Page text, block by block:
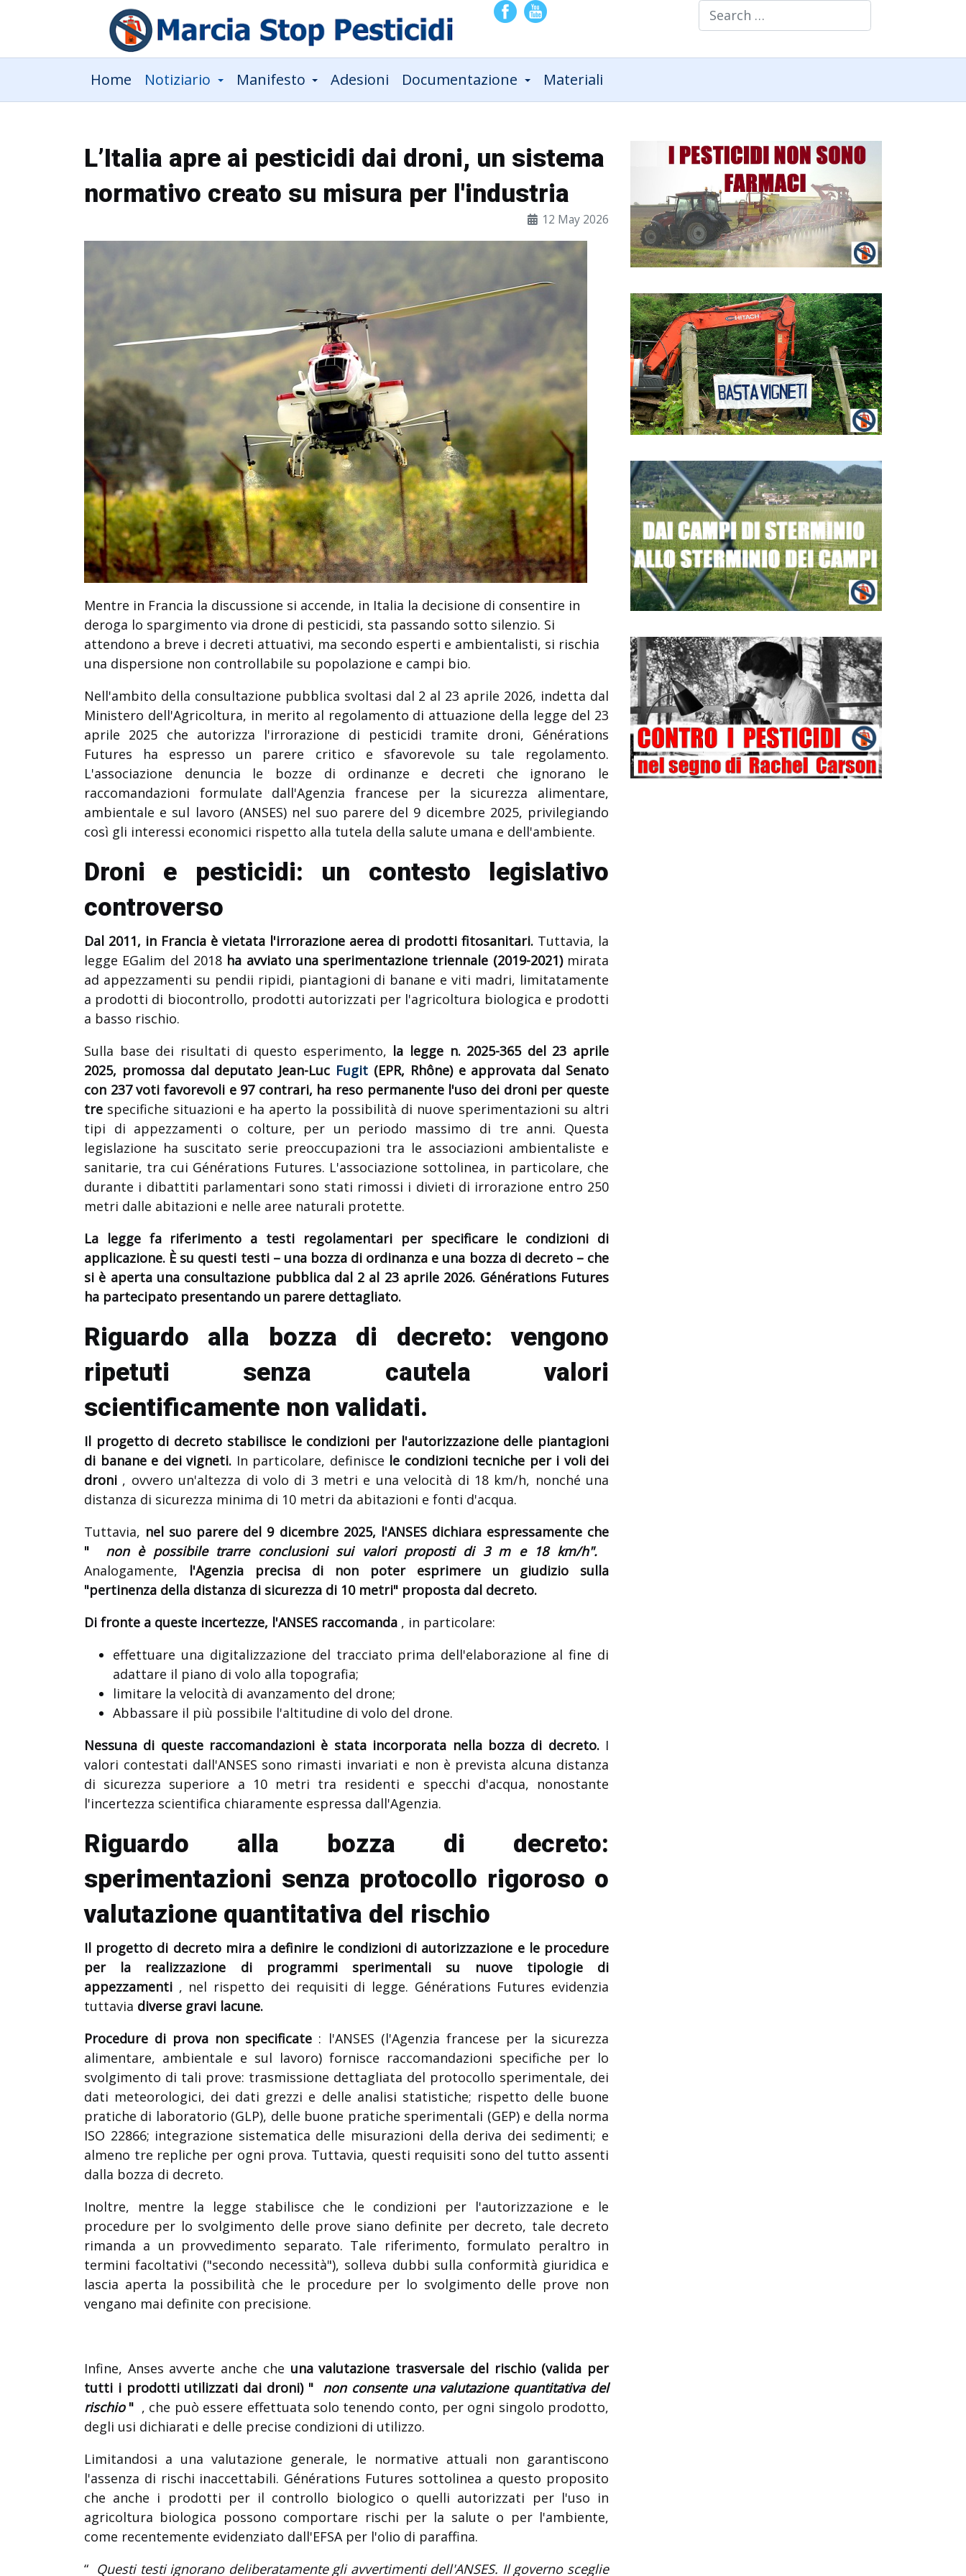
Search
Home Notiziario Manifesto Adesioni Documentazione Materiali
L’Italia apre ai pesticidi dai droni, un sistema
normativo creato su misura per l'industria
12 May 2026
Mentre in Francia la discussione si accende, in Italia la decisione di consentire in
deroga lo spargimento via drone di pesticidi, sta passando sotto silenzio. Si
attendono a breve i decreti attuativi, ma secondo esperti e ambientalisti, si rischia
una dispersione non controllabile su popolazione e campi bio.
Nell'ambito della consultazione pubblica svoltasi dal 2 al 23 aprile 2026, indetta dal
Ministero dell'Agricoltura, in merito al regolamento di attuazione della legge del 23
aprile 2025 che autorizza l'irrorazione di pesticidi tramite droni, Générations
Futures ha espresso un parere critico e sfavorevole su tale regolamento.
L'associazione denuncia le bozze di ordinanze e decreti che ignorano le
raccomandazioni formulate dall'Agenzia francese per la sicurezza alimentare,
ambientale e sul lavoro (ANSES) nel suo parere del 9 dicembre 2025, privilegiando
così gli interessi economici rispetto alla tutela della salute umana e dell'ambiente.
Droni e pesticidi: un contesto legislativo
controverso
Dal 2011, in Francia è vietata l'irrorazione aerea di prodotti fitosanitari. Tuttavia, la
legge EGalim del 2018 ha avviato una sperimentazione triennale (2019-2021)mirata
ad appezzamenti su pendii ripidi, piantagioni di banane e viti madri, limitatamente
a prodotti di biocontrollo, prodotti autorizzati per l'agricoltura biologica e prodotti
a basso rischio.
Sulla base dei risultati di questo esperimento, la legge n. 2025-365 del 23 aprile
2025, promossa dal deputato Jean-Luc Fugit (EPR, Rhône) e approvata dal Senato
con 237 voti favorevoli e 97 contrari, ha reso permanente l'uso dei droni per queste
tre specifiche situazioni e ha aperto la possibilità di nuove sperimentazioni su altri
tipi di appezzamenti o colture, per un periodo massimo di tre anni. Questa
legislazione ha suscitato serie preoccupazioni tra le associazioni ambientaliste e
sanitarie, tra cui Générations Futures. L'associazione sottolinea, in particolare, che
durante i dibattiti parlamentari sono stati rimossi i divieti di irrorazione entro 250
metri dalle abitazioni e nelle aree naturali protette.
La legge fa riferimento a testi regolamentari per specificare le condizioni di
applicazione. È su questi testi – una bozza di ordinanza e una bozza di decreto – che
si è aperta una consultazione pubblica dal 2 al 23 aprile 2026. Générations Futures
ha partecipato presentando un parere dettagliato.
Riguardo alla bozza di decreto: vengono
ripetuti senza cautela valori
scientificamente non validati.
Il progetto di decreto stabilisce le condizioni per l'autorizzazione delle piantagioni
di banane e dei vigneti. In particolare, definisce le condizioni tecniche per i voli dei
droni , ovvero un'altezza di volo di 3 metri e una velocità di 18 km/h, nonché una
distanza di sicurezza minima di 10 metri da abitazioni e fonti d'acqua.
Tuttavia, nel suo parere del 9 dicembre 2025, l'ANSES dichiara espressamente che
" non è possibile trarre conclusioni sui valori proposti di 3 m e 18 km/h".
Analogamente, l'Agenzia precisa di non poter esprimere un giudizio sulla
"pertinenza della distanza di sicurezza di 10 metri" proposta dal decreto.
Di fronte a queste incertezze, l'ANSES raccomanda , in particolare:
effettuare una digitalizzazione del tracciato prima dell'elaborazione al fine di
adattare il piano di volo alla topografia;
limitare la velocità di avanzamento del drone;
Abbassare il più possibile l'altitudine di volo del drone.
Nessuna di queste raccomandazioni è stata incorporata nella bozza di decreto.I
valori contestati dall'ANSES sono rimasti invariati e non è prevista alcuna distanza
di sicurezza superiore a 10 metri tra residenti e specchi d'acqua, nonostante
l'incertezza scientifica chiaramente espressa dall'Agenzia.
Riguardo alla bozza di decreto:
sperimentazioni senza protocollo rigoroso o
valutazione quantitativa del rischio
Il progetto di decreto mira a definire le condizioni di autorizzazione e le procedure
per la realizzazione di programmi sperimentali su nuove tipologie di
appezzamenti , nel rispetto dei requisiti di legge. Générations Futures evidenzia
tuttavia diverse gravi lacune.
Procedure di prova non specificate : l'ANSES (l'Agenzia francese per la sicurezza
alimentare, ambientale e sul lavoro) fornisce raccomandazioni specifiche per lo
svolgimento di tali prove: trasmissione dettagliata del protocollo sperimentale, dei
dati meteorologici, dei dati grezzi e delle analisi statistiche; rispetto delle buone
pratiche di laboratorio (GLP), delle buone pratiche sperimentali (GEP) e della norma
ISO 22866; integrazione sistematica delle misurazioni della deriva dei sedimenti; e
almeno tre repliche per ogni prova. Tuttavia, questi requisiti sono del tutto assenti
dalla bozza di decreto.
Inoltre, mentre la legge stabilisce che le condizioni per l'autorizzazione e le
procedure per lo svolgimento delle prove siano definite per decreto, tale decreto
rimanda a un provvedimento separato. Tale riferimento, formulato peraltro in
termini facoltativi ("secondo necessità"), solleva dubbi sulla conformità giuridica e
lascia aperta la possibilità che le procedure per lo svolgimento delle prove non
vengano mai definite con precisione.
Infine, Anses avverte anche che una valutazione trasversale del rischio (valida per
tutti i prodotti utilizzati dai droni) " non consente una valutazione quantitativa del
rischio" , che può essere effettuata solo tenendo conto, per ogni singolo prodotto,
degli usi dichiarati e delle precise condizioni di utilizzo.
Limitandosi a una valutazione generale, le normative attuali non garantiscono
l'assenza di rischi inaccettabili. Générations Futures sottolinea a questo proposito
che anche i prodotti per il controllo biologico o quelli autorizzati per l'uso in
agricoltura biologica possono comportare rischi per la salute o per l'ambiente,
come recentemente evidenziato dall'EFSA per l'olio di paraffina.
“ Questi testi ignorano deliberatamente gli avvertimenti dell'ANSES. Il governo sceglie